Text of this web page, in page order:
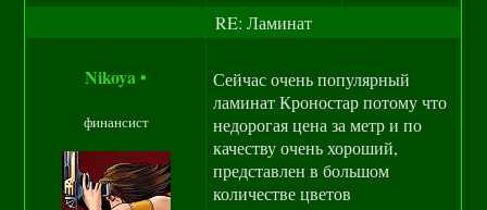
RE: Ламинат
Nikoya•
финансист
Сейчас очень популярный
ламинат Кроностар потому что
недорогая цена за метр и по
качеству очень хороший,
представлен в большом
количестве цветов